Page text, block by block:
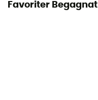
Favoriter Begagnat